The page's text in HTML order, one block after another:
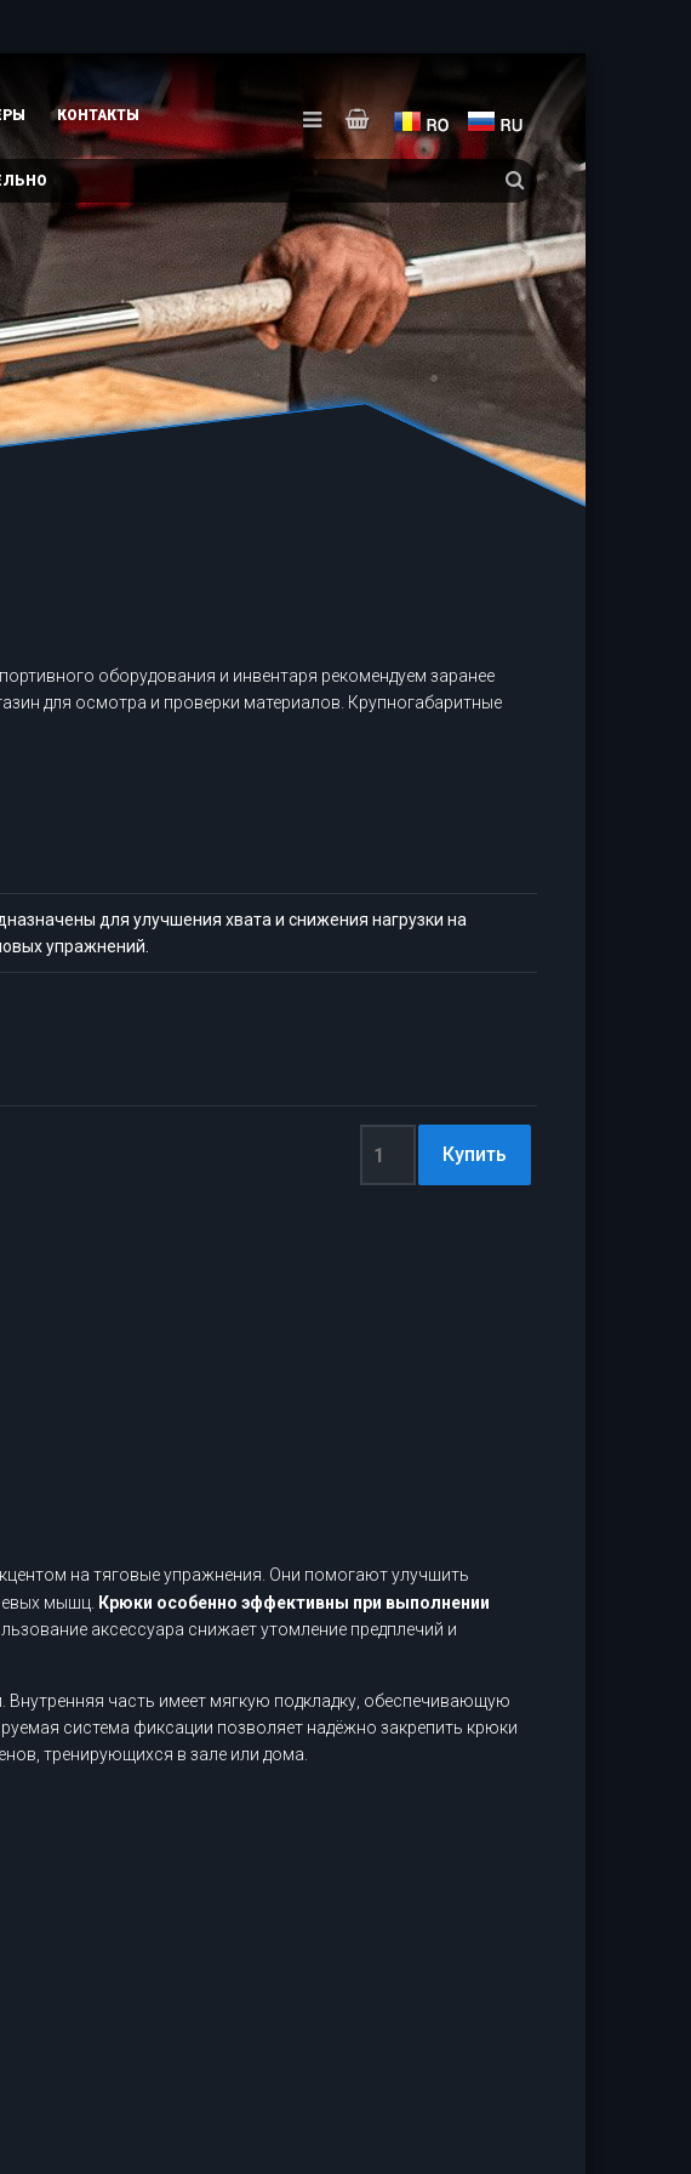
КОНТАКТЫ
оборудования и инвентаря рекомендуем заранее
для осмотра и проверки материалов. Крупногабаритные
для улучшения хвата и снижения нагрузки на
упражнений.
на тяговые упражнения. Они помогают улучшить
мышц.
Крюки особенно эффективны при выполнении
аксессуара снижает утомление предплечий и
Внутренняя часть имеет мягкую подкладку, обеспечивающую
система фиксации позволяет надёжно закрепить крюки
тренирующихся в зале или дома.